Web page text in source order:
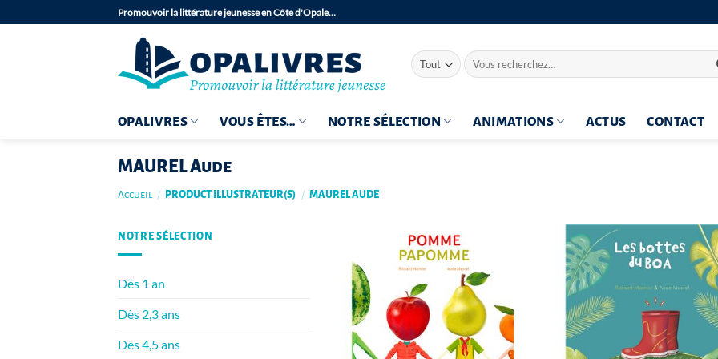
au
Promouvoir la littérature jeunesse en Côte d'Opale…
Recherche
pour :
OPALIVRES VOUS ÊTES… NOTRE SÉLECTION ANIMATIONS ACTUS CONTACT
MAUREL Aude
Accueil / PRODUCT ILLUSTRATEUR(S) / MAUREL AUDE
NOTRE SÉLECTION
Dès 1 an
Dès 2,3 ans
Dès 4,5 ans